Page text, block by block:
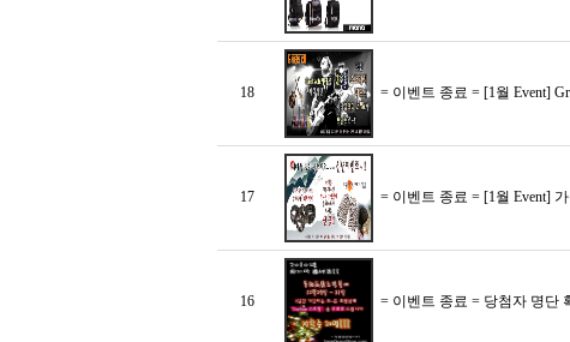
18 = 이벤트 종료 = [1월 Event]
17 = 이벤트 종료 = [1월 Event]
16 = 이벤트 종료 = 당첨자 명단